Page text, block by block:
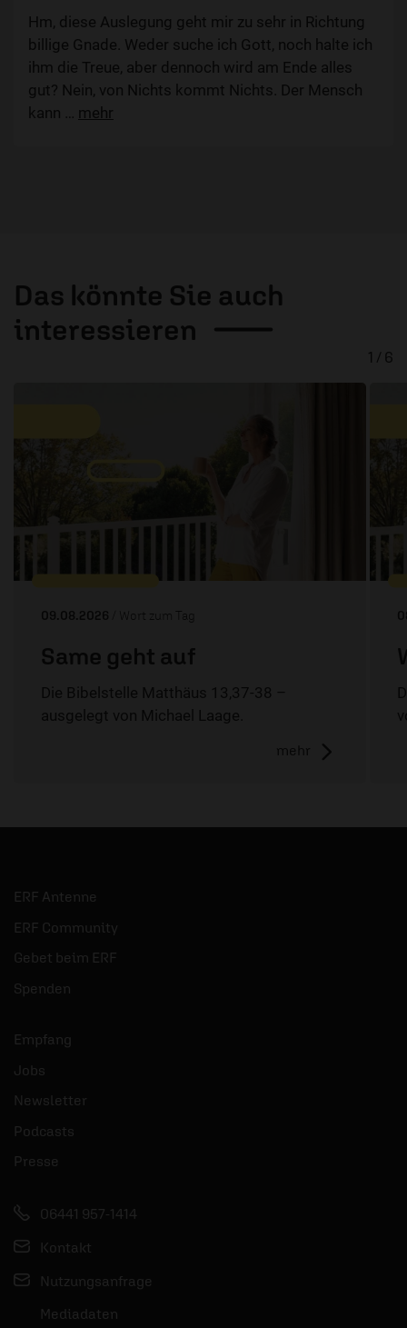
Hm, diese Auslegung geht mir zu sehr in Richtung
billige Gnade. Weder suche ich Gott, noch halte ich
ihm die Treue, aber dennoch wird am Ende alles
gut? Nein, von Nichts kommt Nichts. Der Mensch
kann
… mehr
Das könnte Sie auch
interessieren
09.08.2026 / Wort zum Tag
Same geht auf
Die Bibelstelle Matthäus 13,37-38 –
ausgelegt von Michael Laage.
mehr
1 / 6
ERF Antenne
ERF Community
Gebet beim ERF
Spenden
Empfang
Jobs
Newsletter
Podcasts
Presse
06441 957-1414
Kontakt
Nutzungsanfrage
Mediadaten